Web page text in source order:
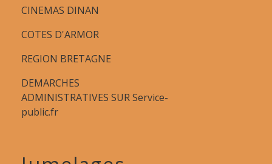
CINEMAS DINAN
COTES D'ARMOR
REGION BRETAGNE
DEMARCHES
ADMINISTRATIVES SUR Service-
public.fr